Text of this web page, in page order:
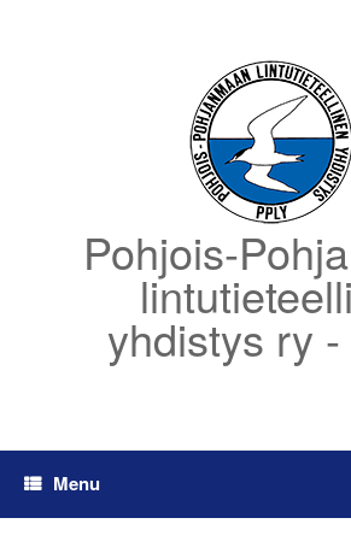
Pohjois-
yhdistys ry -
Menu